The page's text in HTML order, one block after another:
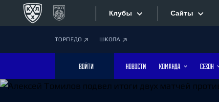
Клубы
Дивизион Боброва
Лада
Сайты
ТОРПЕДО ШКОЛА
ВОЙТИ НОВОСТИ КОМАНДА СЕЗОН